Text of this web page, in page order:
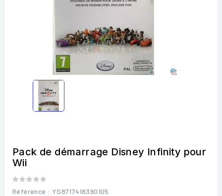
Pack de démarrage Disney Infinity pour
Wii
Référence : YS8717418390105